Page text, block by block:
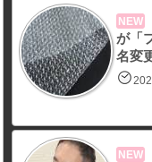
NEW
が「
名変
NEW